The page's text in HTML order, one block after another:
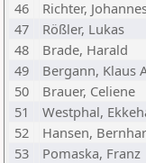
46
Richter,
47
Rößler, Lukas
48
Brade, Harald
49
Bergann, Klaus
50
Brauer, Celiene
51
Westphal,
52
Hansen,
53
Pomaska, Franz